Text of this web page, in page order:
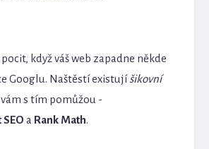
když váš web zapadne někde
Googlu. Naštěstí existujíšikovní
s tím pomůžou -
SEO a Rank Math.